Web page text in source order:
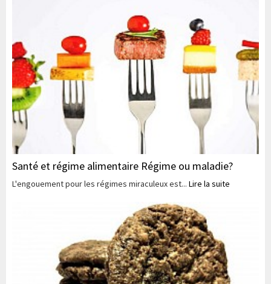
Santé et régime alimentaire Régime ou maladie?
L'engouement pour les régimes miraculeux est... Lire la suite